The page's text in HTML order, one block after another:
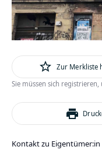
star_outline Zur Merkliste
Sie müssen sich
print
Kontakt zu